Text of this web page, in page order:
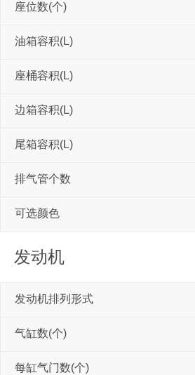
座位数(个)
油箱容积(L)
座桶容积(L)
边箱容积(L)
尾箱容积(L)
排气管个数
可选颜色
发动机
发动机排列形式
气缸数(个)
每缸气门数(个)